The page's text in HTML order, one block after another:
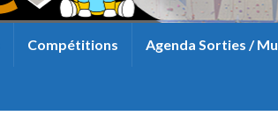
Compétitions Agenda Sorties /